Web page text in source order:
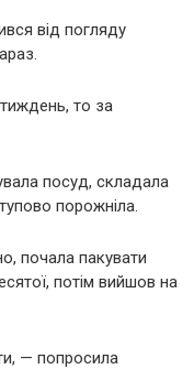
від погляду
то за
посуд, складала
порожніла.
почала пакувати
потім вийшов на
— попросила